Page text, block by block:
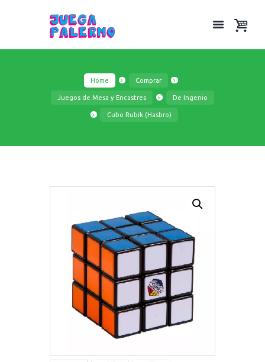
Home Comprar
Juegos de Mesa y Encastres De Ingenio
Cubo Rubik (Hasbro)